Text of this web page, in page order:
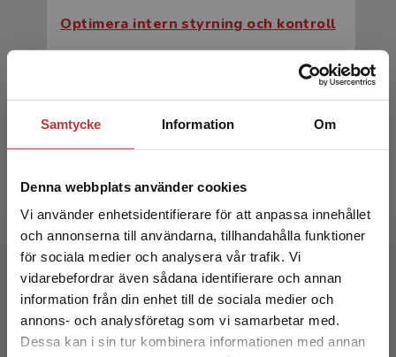
Samtycke Information Om
Denna webbplats använder cookies
Vi använder enhetsidentifierare för att anpassa innehållet
och annonserna till användarna, tillhandahålla funktioner
för sociala medier och analysera vår trafik. Vi
vidarebefordrar även sådana identifierare och annan
information från din enhet till de sociala medier och
annons- och analysföretag som vi samarbetar med.
Dessa kan i sin tur kombinera informationen med annan
Begränsad fraktregion
Optimera intern styrning och kontroll
Optimera intern styrning och kontroll